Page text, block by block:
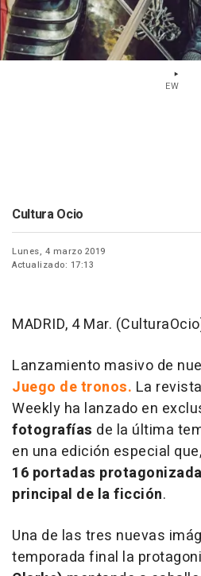
EW
Cultura Ocio
Lunes, 4 marzo 2019
Actualizado: 17:13
MADRID, 4 Mar.
Lanzamiento masivo de
Juego de tronos. La
Weekly ha lanzado en
fotografías de la última
en una edición especial
16 portadas
principal de la ficción.
Una de las tres nuevas
temporada final la